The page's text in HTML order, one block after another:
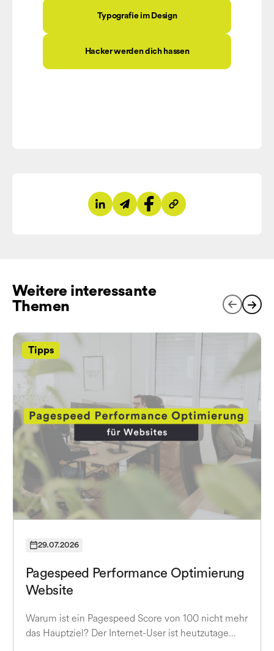
Typografie im Design
Hacker werden dich hassen
Auf LinkedIn teilen
Per E-Mail teilen
Auf Facebook teilen
Link kopieren
Weitere interessante
Themen
Tipps
29.07.2026
Pagespeed Performance Optimierung
Website
Warum ist ein Pagespeed Score von 100 nicht mehr
das Hauptziel? Der Internet-User ist heutzutage…